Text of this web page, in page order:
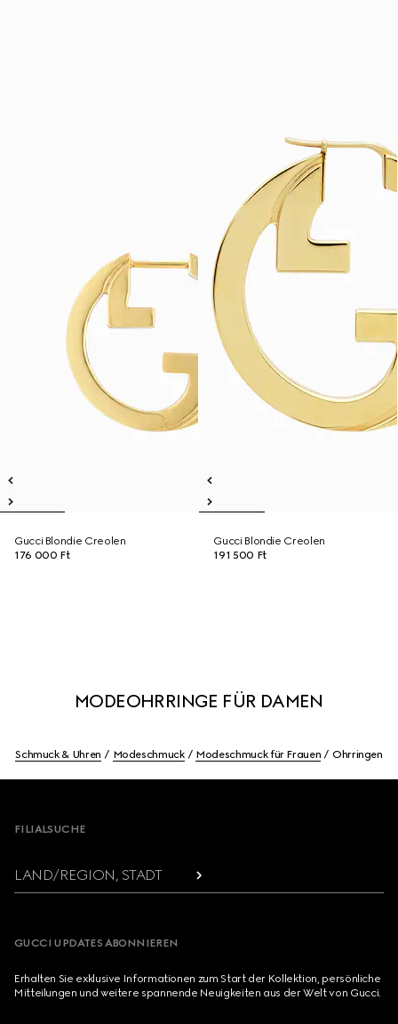
Gucci Blondie Creolen
176 000 Ft
Gucci Blondie Creolen
191 500 Ft
MODEOHRRINGE FÜR DAMEN
Schmuck & Uhren Modeschmuck Modeschmuck für Frauen Ohrringen
FILIALSUCHE
LAND/REGION, STADT
GUCCI UPDATES ABONNIEREN
Erhalten Sie exklusive Informationen zum Start der Kollektion, persönliche
Mitteilungen und weitere spannende Neuigkeiten aus der Welt von Gucci.